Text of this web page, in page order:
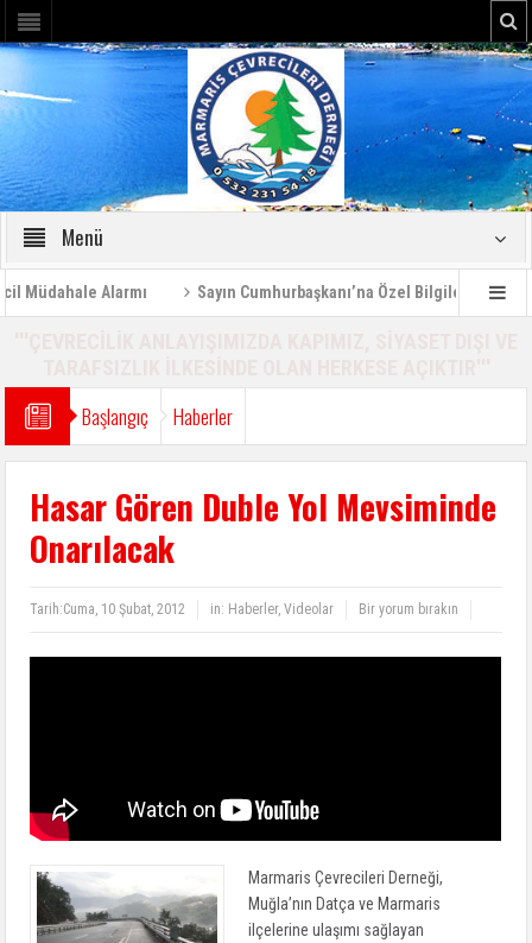
Menü
Alarmı Sayın Cumhurbaşkanı’na Özel Bilgilendirme
Başlangıç Haberler
Hasar Gören Duble Yol Mevsiminde
Onarılacak
Tarih:Cuma, 10 Şubat, 2012 in: Haberler,Videolar Bir yorum bırakın
Marmaris Çevrecileri Derneği,
Muğla’nın Datça ve Marmaris
ilçelerine ulaşımı sağlayan